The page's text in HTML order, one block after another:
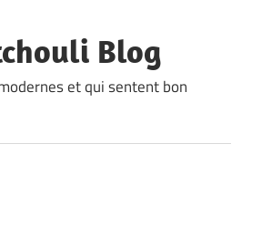
Blog
et qui sentent bon